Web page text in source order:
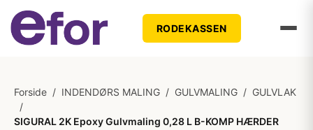
RODEKASSEN
Forside / INDENDØRS MALING / GULVMALING / GULVLAK
/
SIGURAL 2K Epoxy Gulvmaling 0,28 L B-KOMP HÆRDER